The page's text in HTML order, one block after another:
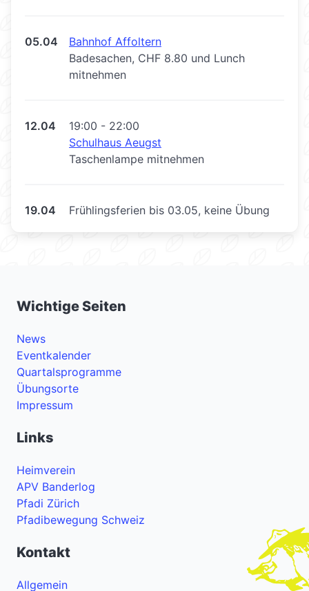
05.04
Bahnhof Affoltern
Badesachen, CHF 8.80 und Lunch
mitnehmen
12.04
19:00 - 22:00
Schulhaus Aeugst
Taschenlampe mitnehmen
19.04 Frühlingsferien bis 03.05, keine Übung
Wichtige Seiten
News
Eventkalender
Quartalsprogramme
Übungsorte
Impressum
Links
Heimverein
APV Banderlog
Pfadi Zürich
Pfadibewegung Schweiz
Kontakt
Allgemein